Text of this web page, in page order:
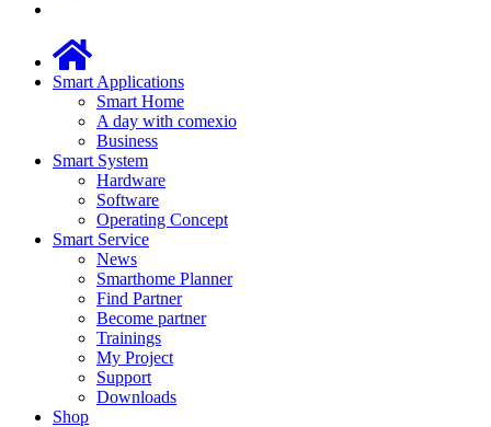
Smart Applications
Smart Home
A day with comexio
Business
Smart System
Hardware
Software
Operating Concept
Smart Service
News
Smarthome Planner
Find Partner
Become partner
Trainings
My Project
Support
Downloads
Shop